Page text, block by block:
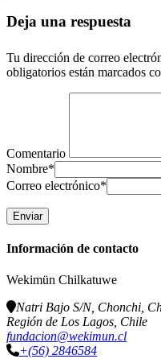
Deja una respuesta
Tu dirección de correo
obligatorios están marcados
Comentario
Nombre*
Correo electrónico*
Información de contacto
Wekimün Chilkatuwe
Natri Bajo S/N, Chonchi,
Región de Los Lagos, Chile
fundacion@wekimun.cl
+(56) 2846584